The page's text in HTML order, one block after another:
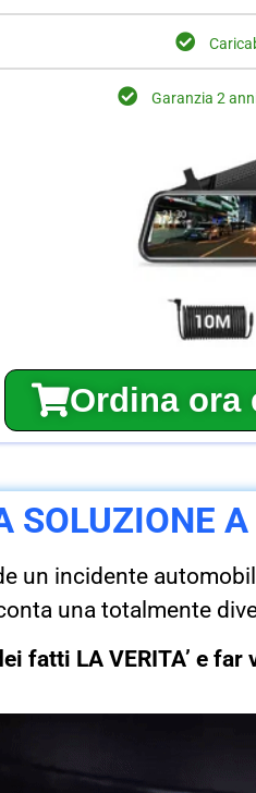
Garanzia 2
Ordina ora
SOLUZIONE
un incidente
una totalmente
fatti LA VERITA’ e far